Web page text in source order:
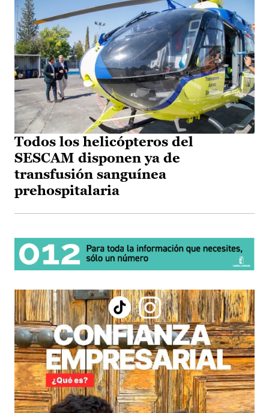
Todos los helicópteros del
SESCAM disponen ya de
transfusión sanguínea
prehospitalaria